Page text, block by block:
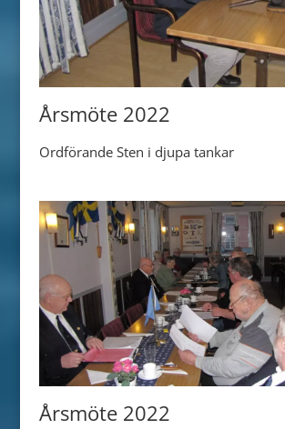
Årsmöte 2022
Ordförande Sten i djupa tankar
Årsmöte 2022